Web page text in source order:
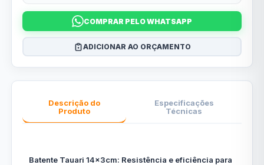
COMPRAR PELO WHATSAPP
ADICIONAR AO ORÇAMENTO
Descrição do
Produto
Especificações
Técnicas
Batente Tauari 14x3cm: Resistência e eficiência para